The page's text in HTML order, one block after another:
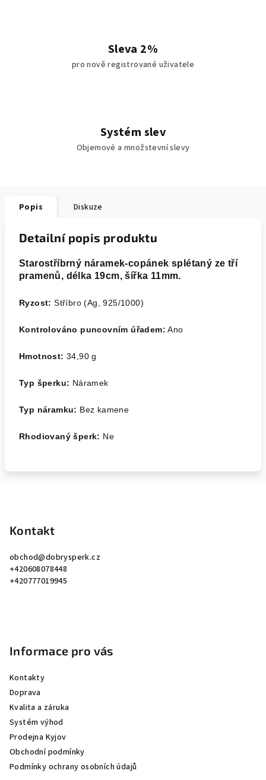
Sleva 2%
pro nově registrované uživatele
Systém slev
Objemové a množstevní slevy
Popis Diskuze
Detailní popis produktu
Starostříbrný náramek-copánek splétaný ze tří
pramenů, délka 19cm, šířka 11mm.
Ryzost: Stříbro (Ag, 925/1000)
Kontrolováno puncovním úřadem: Ano
Hmotnost: 34,90 g
Typ šperku: Náramek
Typ náramku: Bez kamene
Rhodiovaný šperk: Ne
Kontakt
obchod@dobrysperk.cz
+420608078448
+420777019945
Informace pro vás
Kontakty
Doprava
Kvalita a záruka
Systém výhod
Prodejna Kyjov
Obchodní podmínky
Podmínky ochrany osobních údajů